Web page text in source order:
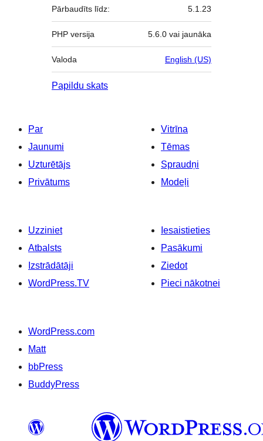
Pārbaudīts līdz: 5.1.23
PHP versija 5.6.0 vai jaunāka
Valoda English (US)
Papildu skats
Par
Jaunumi
Uzturētājs
Privātums
Vitrīna
Tēmas
Spraudņi
Modeļi
Uzziniet
Atbalsts
Izstrādātāji
WordPress.TV
Iesaistieties
Pasākumi
Ziedot
Pieci nākotnei
WordPress.com
Matt
bbPress
BuddyPress